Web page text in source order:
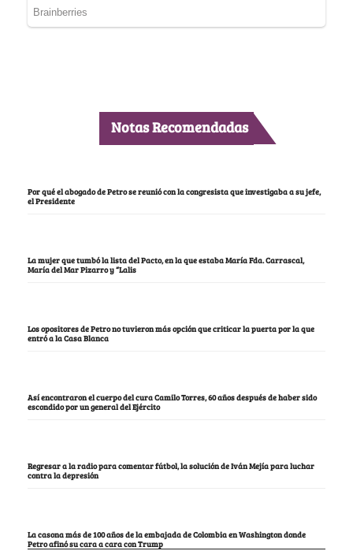
Notas Recomendadas
Por qué el abogado de Petro se reunió con la congresista que investigaba a su jefe,
el Presidente
La mujer que tumbó la lista del Pacto, en la que estaba María Fda. Carrascal,
María del Mar Pizarro y “Lalis
Los opositores de Petro no tuvieron más opción que criticar la puerta por la que
entró a la Casa Blanca
Así encontraron el cuerpo del cura Camilo Torres, 60 años después de haber sido
escondido por un general del Ejército
Regresar a la radio para comentar fútbol, la solución de Iván Mejía para luchar
contra la depresión
La casona más de 100 años de la embajada de Colombia en Washington donde
Petro afinó su cara a cara con Trump